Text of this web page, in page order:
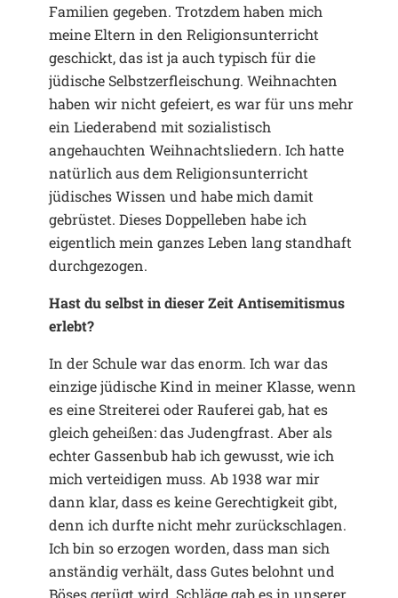
Familien gegeben. Trotzdem haben mich
meine Eltern in den Religionsunterricht
geschickt, das ist ja auch typisch für die
jüdische Selbstzerfleischung. Weihnachten
haben wir nicht gefeiert, es war für uns mehr
ein Liederabend mit sozialistisch
angehauchten Weihnachtsliedern. Ich hatte
natürlich aus dem Religionsunterricht
jüdisches Wissen und habe mich damit
gebrüstet. Dieses Doppelleben habe ich
eigentlich mein ganzes Leben lang standhaft
durchgezogen.
Hast du selbst in dieser Zeit Antisemitismus
erlebt?
In der Schule war das enorm. Ich war das
einzige jüdische Kind in meiner Klasse, wenn
es eine Streiterei oder Rauferei gab, hat es
gleich geheißen: das Judengfrast. Aber als
echter Gassenbub hab ich gewusst, wie ich
mich verteidigen muss. Ab 1938 war mir
dann klar, dass es keine Gerechtigkeit gibt,
denn ich durfte nicht mehr zurückschlagen.
Ich bin so erzogen worden, dass man sich
anständig verhält, dass Gutes belohnt und
Böses gerügt wird, Schläge gab es in unserer